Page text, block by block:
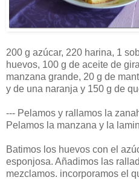
200 g azúcar, 220 harina, 1
huevos, 100 g de aceite de
manzana grande, 20 g de
y de una naranja y 150 g de
--- Pelamos y rallamos la
Pelamos la manzana y la
Batimos los huevos con el
esponjosa. Añadimos las
mezclamos. incorporamos el